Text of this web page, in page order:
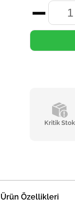
Kritik Stok
Ürün Özellikleri